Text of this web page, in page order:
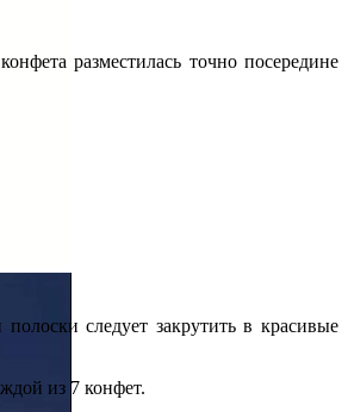
разместилась точно посередине
следует закрутить в красивые
из 7 конфет.